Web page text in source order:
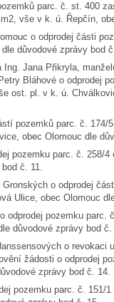
parc. č. st. 400
vše v k. ú. Řepčín,
o odprodej části
důvodové zprávy bod
Ing. Jana Přikryla,
Bláhové o odprodej
ost. pl. v k. ú.
pozemků parc. č.
obec Olomouc dle
pozemku parc. č. 258/
č. 11.
o odprodej
Ulice, obec Olomouc
odprodej pozemku parc.
důvodové zprávy bod č.
o revokaci
žádosti o odprodej
zprávy bod č. 14.
pozemku parc. č. 151/